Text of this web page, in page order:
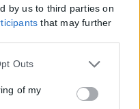
by us to third parties on
that may further
one or more Google
behaviour. You may
and its third-party
Outs
of my